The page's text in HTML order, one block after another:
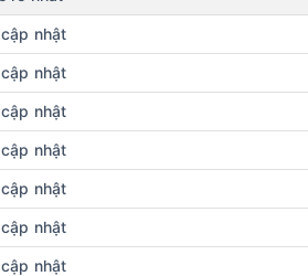
nhật
nhật
nhật
nhật
nhật
nhật
nhật